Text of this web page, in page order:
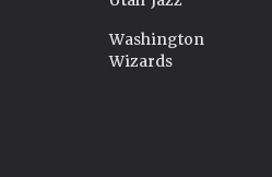
Washington
Wizards